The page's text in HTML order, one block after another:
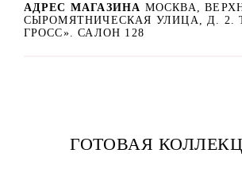
АДРЕС МАГАЗИНА МОСКВА,
СЫРОМЯТНИЧЕСКАЯ УЛИЦА, Д. 2.
ГРОСС». САЛОН 128
ГОТОВАЯ